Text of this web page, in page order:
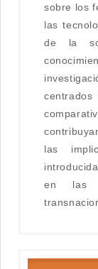
sobre los
las
de la
las
en las